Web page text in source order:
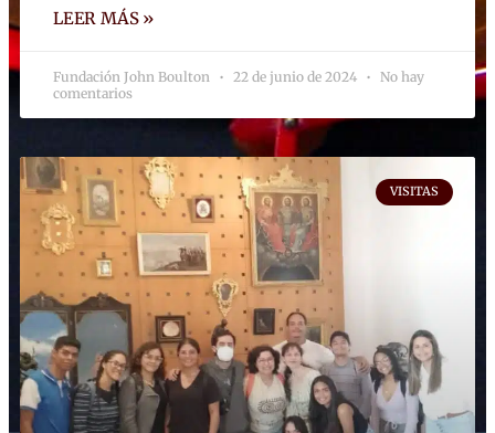
LEER MÁS »
Fundación John Boulton 22 de junio de 2024
No hay
comentarios
VISITAS